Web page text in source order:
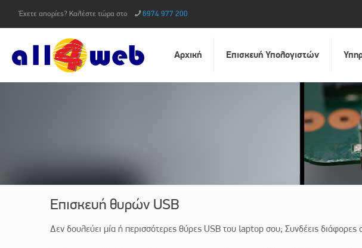
Έχετε απορίες? Καλέστε τώρα στο 6974 977 200
Αρχική Επισκευή Υπολογιστών
Επισκευή θυρών USB
Δεν δουλεύει μία ή περισσότερες θύρες USB του laptop σου; Συνδέεις διάφορες